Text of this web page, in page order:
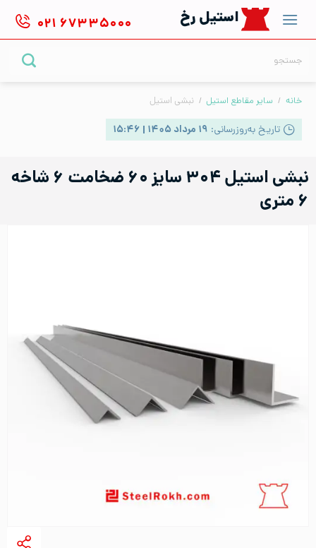
content
استیل رخ ۰۲۱ ۶۷۳۳۵۰۰۰
خانه / سایر مقاطع استیل / نبشی استیل
تاریخ به‌روزرسانی: ۱۹ مرداد ۱۴۰۵ | ۱۵:۴۶
نبشی استیل ۳۰۴ سایز ۶۰ ضخامت ۶ شاخه
۶ متری